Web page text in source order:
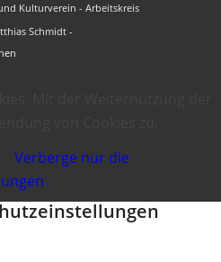
Kulturverein - Arbeitskreis
Schmidt -
Verberge nur die